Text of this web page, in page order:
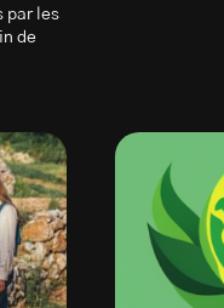
par les
de